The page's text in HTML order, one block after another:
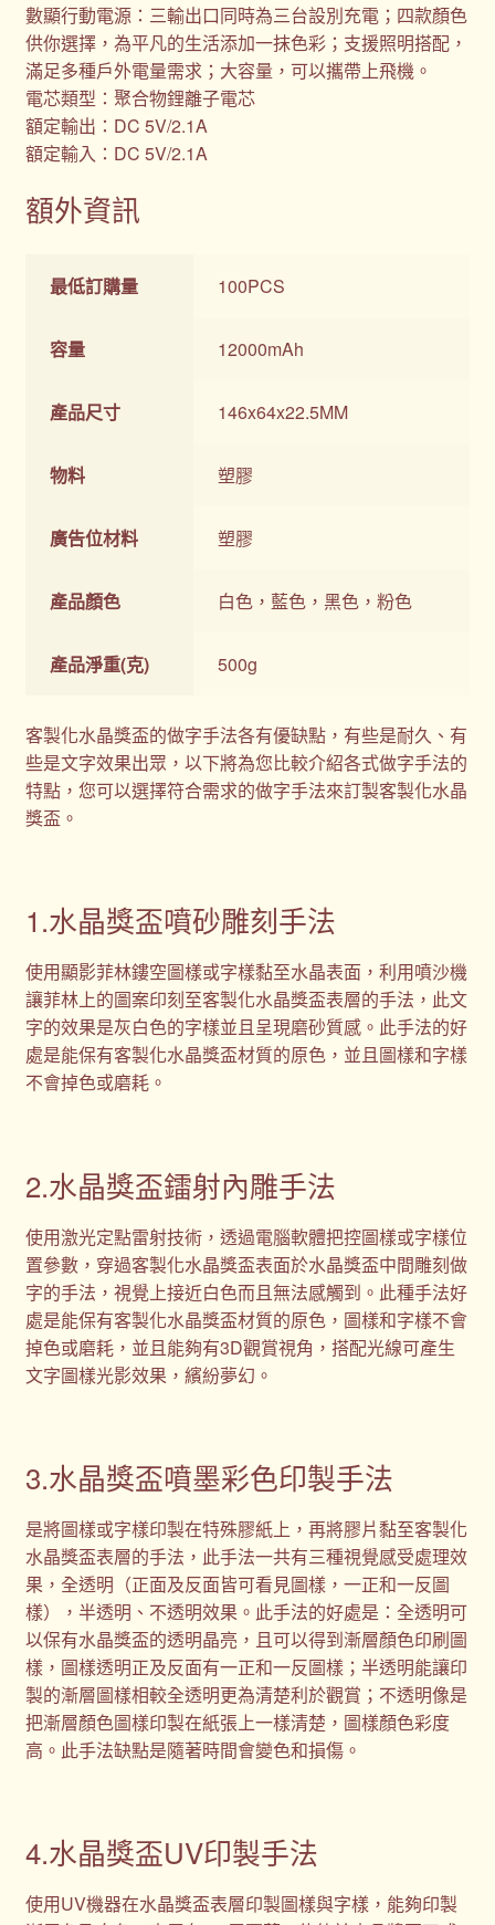
數顯行動電源：三輸出口同時為三台設別充電；四款顏色
供你選擇，為平凡的生活添加一抹色彩；支援照明搭配，
滿足多種戶外電量需求；大容量，可以攜帶上飛機。
電芯類型：聚合物鋰離子電芯
額定輸出：DC 5V/2.1A
額定輸入：DC 5V/2.1A
額外資訊
最低訂購量 100PCS
容量 12000mAh
產品尺寸 146x64x22.5MM
物料 塑膠
廣告位材料 塑膠
產品顏色 白色，藍色，黑色，粉色
產品淨重(克) 500g
客製化水晶獎盃的做字手法各有優缺點，有些是耐久、有
些是文字效果出眾，以下將為您比較介紹各式做字手法的
特點，您可以選擇符合需求的做字手法來訂製客製化水晶
獎盃。
1.水晶獎盃噴砂雕刻手法
使用顯影菲林鏤空圖樣或字樣黏至水晶表面，利用噴沙機
讓菲林上的圖案印刻至客製化水晶獎盃表層的手法，此文
字的效果是灰白色的字樣並且呈現磨砂質感。此手法的好
處是能保有客製化水晶獎盃材質的原色，並且圖樣和字樣
不會掉色或磨耗。
2.水晶獎盃鐳射內雕手法
使用激光定點雷射技術，透過電腦軟體把控圖樣或字樣位
置參數，穿過客製化水晶獎盃表面於水晶獎盃中間雕刻做
字的手法，視覺上接近白色而且無法感觸到。此種手法好
處是能保有客製化水晶獎盃材質的原色，圖樣和字樣不會
掉色或磨耗，並且能夠有3D觀賞視角，搭配光線可產生
文字圖樣光影效果，繽紛夢幻。
3.水晶獎盃噴墨彩色印製手法
是將圖樣或字樣印製在特殊膠紙上，再將膠片黏至客製化
水晶獎盃表層的手法，此手法一共有三種視覺感受處理效
果，全透明（正面及反面皆可看見圖樣，一正和一反圖
樣），半透明、不透明效果。此手法的好處是：全透明可
以保有水晶獎盃的透明晶亮，且可以得到漸層顏色印刷圖
樣，圖樣透明正及反面有一正和一反圖樣；半透明能讓印
製的漸層圖樣相較全透明更為清楚利於觀賞；不透明像是
把漸層顏色圖樣印製在紙張上一樣清楚，圖樣顏色彩度
高。此手法缺點是隨著時間會變色和損傷。
4.水晶獎盃UV印製手法
使用UV機器在水晶獎盃表層印製圖樣與字樣，能夠印製